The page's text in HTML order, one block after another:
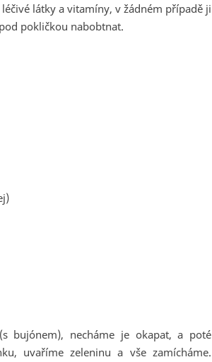
látky a vitamíny, v žádném případě ji
pokličkou nabobtnat.
bujónem), necháme je okapat, a poté
uvaříme zeleninu a vše zamícháme.